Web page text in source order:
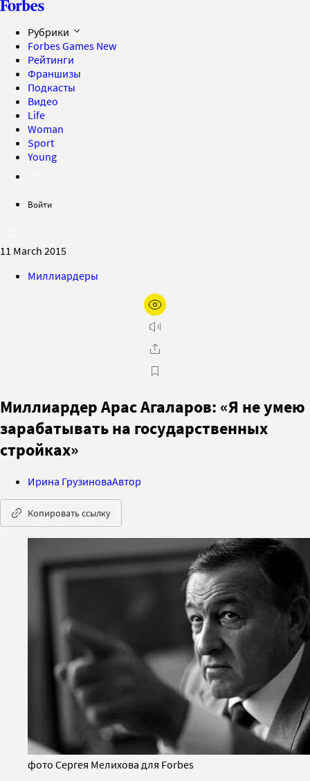
Рубрики
Forbes Games New
Рейтинги
Франшизы
Подкасты
Видео
Life
Woman
Sport
Young
Войти
11 March 2015
Миллиардеры
Миллиардер Арас Агаларов: «Я не умею
зарабатывать на государственных
стройках»
Ирина ГрузиноваАвтор
Копировать ссылку
фото Сергея Мелихова для Forbes